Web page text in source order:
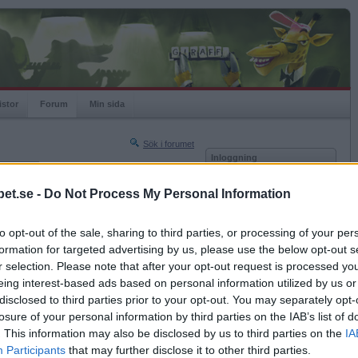
- Do Not Process My Personal Information
opt-out of the sale, sharing to third parties, or processing of your
for targeted advertising by us, please use the below opt-out
selection. Please note that after your opt-out request is processed
interest-based ads based on personal information utilized by us
to third parties prior to your opt-out. You may separately
of your personal information by third parties on the IAB’s list of
This information may also be disclosed by us to third parties on the
Participants that may further disclose it to other third parties.
Forum Min sida
Sök i forumet
Nästa sida »
2020-02-24 01:45
Inloggning
Kom ihåg mig
Glömt ditt lösenord?
Få ny aktiveringslänk
Betapet är gratis!